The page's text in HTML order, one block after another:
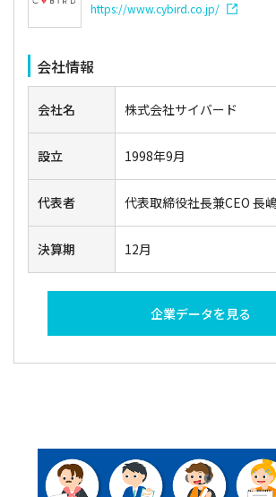
https://www.cybird.co.jp/
会社情報
会社名 株式会社サイバード
設立 1998年9月
代表者 代表取締役社長兼CEO 長
決算期 12月
企業データを見る